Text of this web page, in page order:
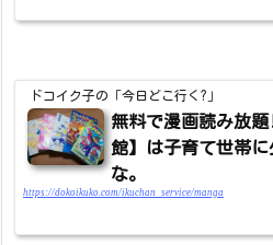
ドコイク子の「今日どこ行く?」
無料で漫画読み放
館】は子育て世帯
な。
https://dokoikuko.com/ikuchan_service/manga